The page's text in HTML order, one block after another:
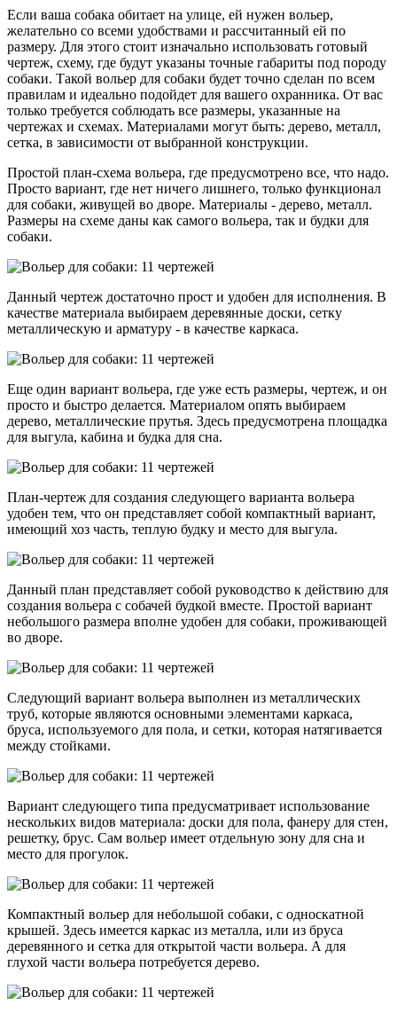
Если ваша собака обитает на улице, ей нужен вольер,
желательно со всеми удобствами и рассчитанный ей по
размеру. Для этого стоит изначально использовать готовый
чертеж, схему, где будут указаны точные габариты под породу
собаки. Такой вольер для собаки будет точно сделан по всем
правилам и идеально подойдет для вашего охранника. От вас
только требуется соблюдать все размеры, указанные на
чертежах и схемах. Материалами могут быть: дерево, металл,
сетка, в зависимости от выбранной конструкции.
Простой план-схема вольера, где предусмотрено все, что надо.
Просто вариант, где нет ничего лишнего, только функционал
для собаки, живущей во дворе. Материалы - дерево, металл.
Размеры на схеме даны как самого вольера, так и будки для
собаки.
Данный чертеж достаточно прост и удобен для исполнения. В
качестве материала выбираем деревянные доски, сетку
металлическую и арматуру - в качестве каркаса.
Еще один вариант вольера, где уже есть размеры, чертеж, и он
просто и быстро делается. Материалом опять выбираем
дерево, металлические прутья. Здесь предусмотрена площадка
для выгула, кабина и будка для сна.
План-чертеж для создания следующего варианта вольера
удобен тем, что он представляет собой компактный вариант,
имеющий хоз часть, теплую будку и место для выгула.
Данный план представляет собой руководство к действию для
создания вольера с собачей будкой вместе. Простой вариант
небольшого размера вполне удобен для собаки, проживающей
во дворе.
Следующий вариант вольера выполнен из металлических
труб, которые являются основными элементами каркаса,
бруса, используемого для пола, и сетки, которая натягивается
между стойками.
Вариант следующего типа предусматривает использование
нескольких видов материала: доски для пола, фанеру для стен,
решетку, брус. Сам вольер имеет отдельную зону для сна и
место для прогулок.
Компактный вольер для небольшой собаки, с односкатной
крышей. Здесь имеется каркас из металла, или из бруса
деревянного и сетка для открытой части вольера. А для
глухой части вольера потребуется дерево.